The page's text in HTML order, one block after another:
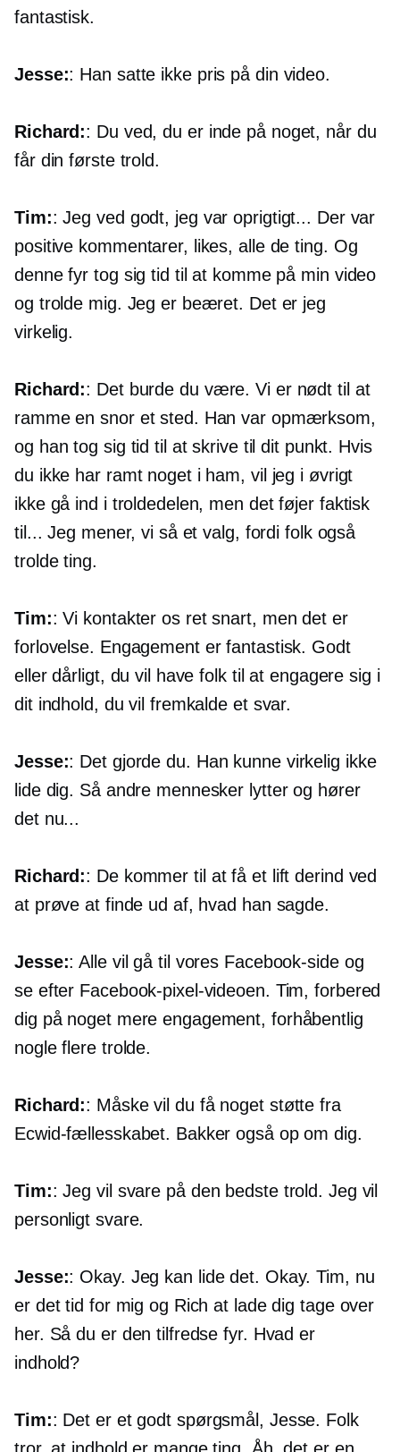
fantastisk.
Jesse:: Han satte ikke pris på din video.
Richard:: Du ved, du er inde på noget, når du
får din første trold.
Tim:: Jeg ved godt, jeg var oprigtigt... Der var
positive kommentarer, likes, alle de ting. Og
denne fyr tog sig tid til at komme på min video
og trolde mig. Jeg er beæret. Det er jeg
virkelig.
Richard:: Det burde du være. Vi er nødt til at
ramme en snor et sted. Han var opmærksom,
og han tog sig tid til at skrive til dit punkt. Hvis
du ikke har ramt noget i ham, vil jeg i øvrigt
ikke gå ind i troldedelen, men det føjer faktisk
til... Jeg mener, vi så et valg, fordi folk også
trolde ting.
Tim:: Vi kontakter os ret snart, men det er
forlovelse. Engagement er fantastisk. Godt
eller dårligt, du vil have folk til at engagere sig i
dit indhold, du vil fremkalde et svar.
Jesse:: Det gjorde du. Han kunne virkelig ikke
lide dig. Så andre mennesker lytter og hører
det nu...
Richard:: De kommer til at få et lift derind ved
at prøve at finde ud af, hvad han sagde.
Jesse:: Alle vil gå til vores Facebook-side og
se efter Facebook-pixel-videoen. Tim, forbered
dig på noget mere engagement, forhåbentlig
nogle flere trolde.
Richard:: Måske vil du få noget støtte fra
Ecwid-fællesskabet. Bakker også op om dig.
Tim:: Jeg vil svare på den bedste trold. Jeg vil
personligt svare.
Jesse:: Okay. Jeg kan lide det. Okay. Tim, nu
er det tid for mig og Rich at lade dig tage over
her. Så du er den tilfredse fyr. Hvad er
indhold?
Tim:: Det er et godt spørgsmål, Jesse. Folk